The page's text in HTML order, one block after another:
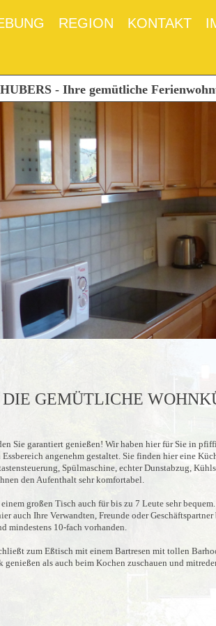
REGION KONTAKT
- Ihre gemütliche
DIE GEMÜTLICHE
Sie garantiert genießen! Wir haben hier für Sie in
angenehm gestaltet. Sie finden hier eine
Spülmaschine, echter Dunstabzug,
den Aufenthalt sehr komfortabel.
großen Tisch auch für bis zu 7 Leute sehr
auch Ihre Verwandten, Freunde oder
mindestens 10-fach vorhanden.
zum Eßtisch mit einem Bartresen mit tollen
genießen als auch beim Kochen zuschauen und